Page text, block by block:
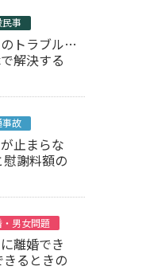
民事
トラブル…
解決する
事故
止まらな
謝料額の
・男女問題
離婚でき
るときの